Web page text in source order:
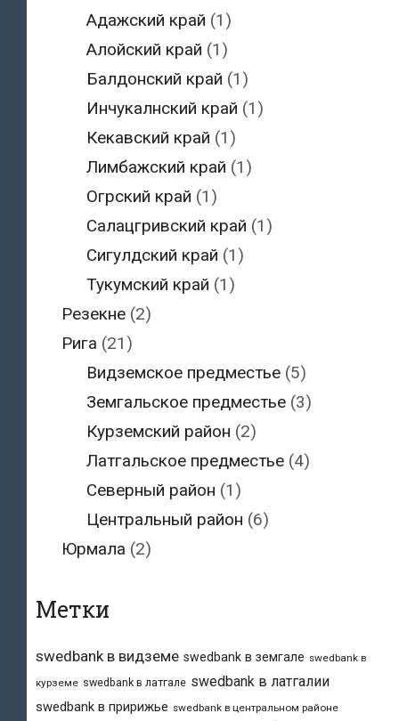
Адажский край (1)
Алойский край (1)
Балдонский край (1)
Инчукалнский край (1)
Кекавский край (1)
Лимбажский край (1)
Огрский край (1)
Салацгривский край (1)
Сигулдский край (1)
Тукумский край (1)
Резекне(2)
Рига (21)
Видземское предместье (5)
Земгальское предместье (3)
Курземский район (2)
Латгальское предместье (4)
Северный район (1)
Центральный район (6)
Юрмала (2)
Метки
swedbank в видземе swedbank в земгале swedbank в
курземе swedbank в латгале swedbank в латгалии
swedbank в пририжье swedbank в центральном районе